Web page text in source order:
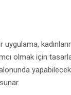
uygulama,
olmak için